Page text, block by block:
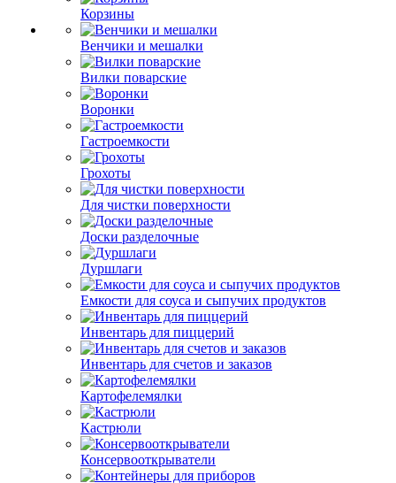
Корзины
Венчики и мешалки
Вилки поварские
Воронки
Гастроемкости
Грохоты
Для чистки поверхности
Доски разделочные
Дуршлаги
Емкости для соуса и сыпучих продуктов
Инвентарь для пиццерий
Инвентарь для счетов и заказов
Картофелемялки
Кастрюли
Консервооткрыватели